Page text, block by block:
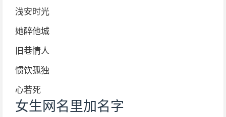
浅安时光
她醉他城
旧巷情人
惯饮孤独
心若死
女生网名里加名字